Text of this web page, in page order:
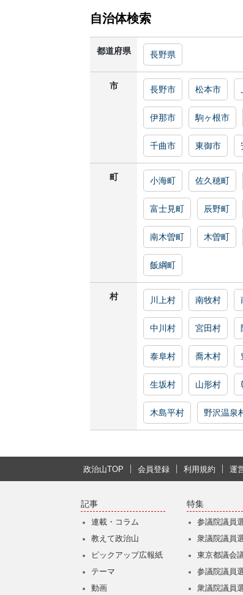
自治体検索
都道府県 長野県
市 長野市 松本市
伊那市 駒ヶ根市
千曲市 東御市
町 小海町 佐久穂町
富士見町 辰野町
南木曽町 木曽町
飯綱町
村 川上村 南牧村
中川村 宮田村
泰阜村 喬木村
生坂村 山形村
木島平村 野沢温泉
政治山TOP 会員登録 利用規約 運
記事
連載・コラム
教えて政治山
ピックアップ広報紙
テーマ
動画
特集
参議院議員
衆議院議員
東京都議会
参議院議員
衆議院議員